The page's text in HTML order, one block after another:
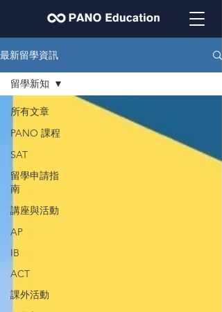
最新留學資訊
所有文章
PANO 課程
SAT
留學申請指
南
講座與活動
AP
IB
ACT
課外活動
留學新知